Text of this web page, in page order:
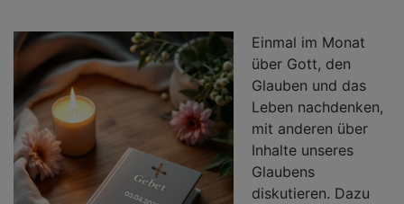
Einmal im Monat
über Gott, den
Glauben und das
Leben nachdenken,
mit anderen über
Inhalte unseres
Glaubens
diskutieren. Dazu